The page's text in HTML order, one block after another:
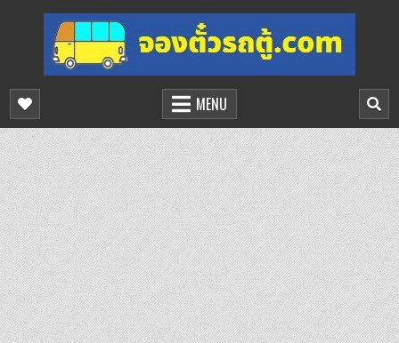
content
จองตั๋วรถตู้ออนไลน์
บริการจองตั๋วรถตู้ออนไลน์
MENU